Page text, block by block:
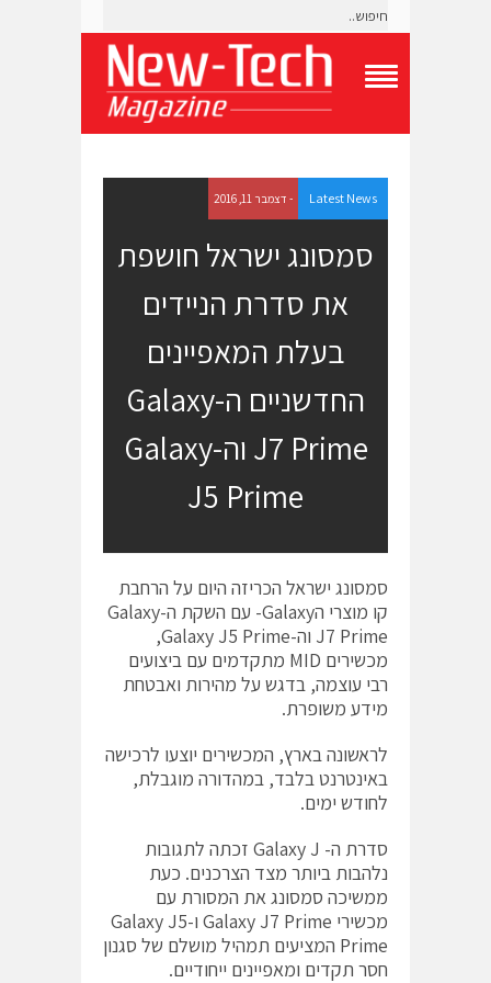
g
l
e
N
Latest News - דצמבר 11, 2016
סמסונג ישראל חושפת
את סדרת הניידים
בעלת המאפיינים
החדשניים ה-Galaxy
J7 Prime וה-Galaxy
J5 Prime
סמסונג ישראל הכריזה היום על הרחבת
קו מוצרי הGalaxy- עם השקת ה-Galaxy
J7 Prime וה-Galaxy J5 Prime,
מכשירים MID מתקדמים עם ביצועים
רבי עוצמה, בדגש על מהירות ואבטחת
מידע משופרת.
לראשונה בארץ, המכשירים יוצעו לרכישה
באינטרנט בלבד, במהדורה מוגבלת,
לחודש ימים.
סדרת ה- Galaxy J זכתה לתגובות
נלהבות ביותר מצד הצרכנים. כעת
ממשיכה סמסונג את המסורת עם
מכשירי Galaxy J7 Prime ו-Galaxy J5
Prime המציעים תמהיל מושלם של סגנון
חסר תקדים ומאפיינים ייחודיים.